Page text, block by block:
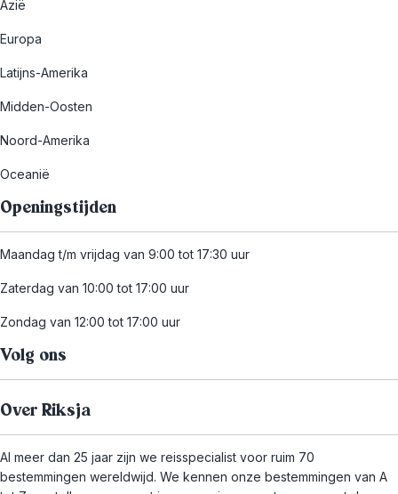
Azië
Europa
Latijns-Amerika
Midden-Oosten
Noord-Amerika
Oceanië
Openingstijden
Maandag t/m vrijdag van 9:00 tot 17:30 uur
Zaterdag van 10:00 tot 17:00 uur
Zondag van 12:00 tot 17:00 uur
Volg ons
Over Riksja
Al meer dan 25 jaar zijn we reisspecialist voor ruim 70
bestemmingen wereldwijd. We kennen onze bestemmingen van A